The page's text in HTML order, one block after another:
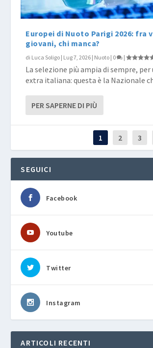
Europei di Nuoto Parigi 2026: fra
giovani, chi manca?
di Luca Soligo | Lug 7, 2026 | Nuoto | 0 |
La selezione più ampia di sempre,
extra italiana: questa è la Nazionale
PER SAPERNE DI PIÙ
1 2 3
SEGUICI
Facebook
Youtube
Twitter
Instagram
ARTICOLI RECENTI